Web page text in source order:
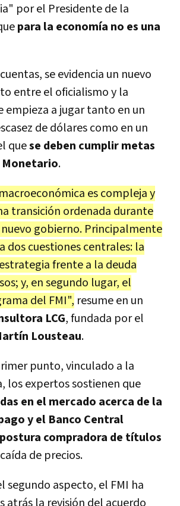
por el Presidente de la
para la economía no es una
se evidencia un nuevo
entre el oficialismo y la
empieza a jugar tanto en un
de dólares como en un
quese deben cumplir metas
Monetario.
es compleja y
transición ordenada durante
nuevo gobierno. Principalmente
dos cuestiones centrales: la
frente a la deuda
y, en segundo lugar, el
del FMI", resume en un
LCG, fundada por el
Lousteau.
punto, vinculado a la
los expertos sostienen que
en el mercado acerca de la
y el Banco Central
compradora de títulos
de precios.
segundo aspecto, el FMI ha